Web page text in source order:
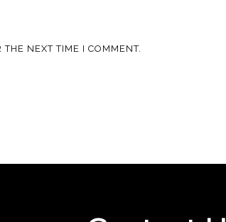
NEXT TIME I COMMENT.